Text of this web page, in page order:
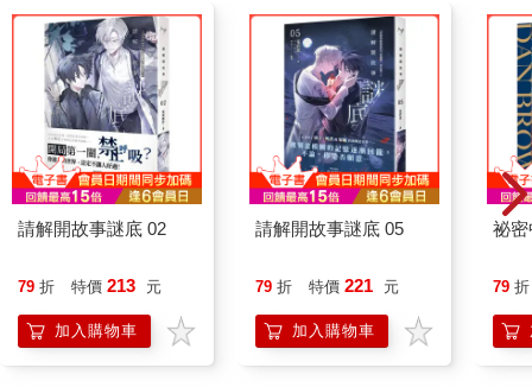
請解開故事謎底 02
79 折 特價 213 元
加入購物車
請解開故事謎底 05
79 折 特價 221 元
加入購物車
祕
79 折